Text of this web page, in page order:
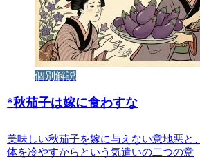
個別解説
*秋茄子は嫁に食わすな
美味しい秋茄子を嫁に与えない意地悪と、
体を冷やすからという気遣いの二つの意